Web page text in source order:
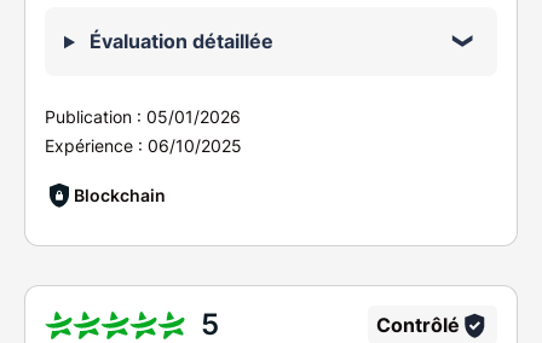
Évaluation détaillée
Publication : 05/01/2026
Expérience : 06/10/2025
Blockchain
5 Contrôlé